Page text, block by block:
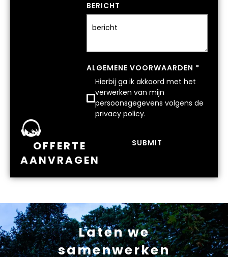
OFFERTE
AANVRAGEN
BERICHT
ALGEMENE VOORWAARDEN *
Hierbij ga ik akkoord met het
verwerken van mijn
persoonsgegevens volgens de
privacy policy.
SUBMIT
Laten we
samenwerken